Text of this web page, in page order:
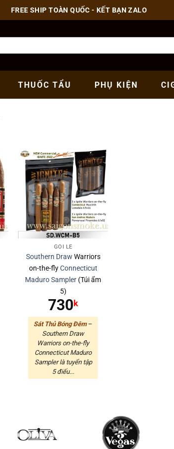
FREE SHIP TOÀN QUỐC - KẾT BẠN ZALO
THUỐC TẨU PHỤ KIỆN
GÓI LẺ
Southern Draw Warriors
on-the-flyConnecticut
MaduroSampler (Túi ẩm
5)
730 k
Sát Thủ Bóng Đêm–
Southern Draw
Warriors on-the-fly
Connecticut Maduro
Sampler là tuyển tập
5 điếu...